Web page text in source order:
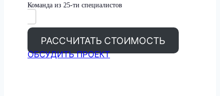
Команда из 25-ти специалистов
РАССЧИТАТЬ СТОИМОСТЬ
ОБСУДИТЬ ПРОЕКТ